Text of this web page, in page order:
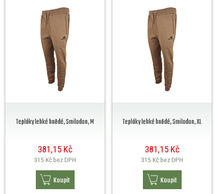
Tepláky lehké hnědé, Smilodon, M
381,15 Kč
315 Kčbez DPH
Koupit
Tepláky lehké hnědé, Smilodon, XL
381,15 Kč
315 Kčbez DPH
Koupit